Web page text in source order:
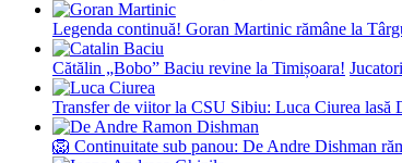
Legenda continuă! Goran Martinic rămâne la
Cătălin „Bobo” Baciu revine la Timișoara! Jucatori
Transfer de viitor la CSU Sibiu: Luca Ciurea lasă
🦁 Continuitate sub panou: De Andre Dishman